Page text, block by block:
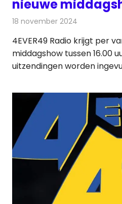
nieuwe
18 november 2024
4EVER49 Radio krijgt per
middagshow tussen 16.00
uitzendingen worden